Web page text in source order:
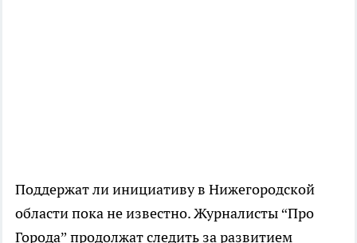
Поддержат ли инициативу в Нижегородской
области пока не известно. Журналисты “Про
Города” продолжат следить за развитием